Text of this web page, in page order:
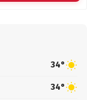
34°
34°